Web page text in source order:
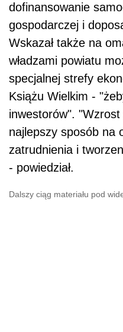
dofinansowanie
gospodarczej i
Wskazał także na
władzami powiatu
specjalnej strefy
Książu Wielkim -
inwestorów".
najlepszy sposób na
zatrudnienia i
- powiedział.
Dalszy ciąg materiału pod